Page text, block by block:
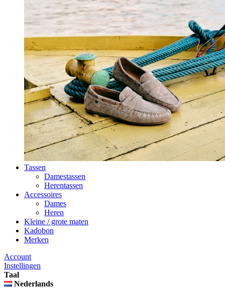
Tassen
Damestassen
Herentassen
Accessoires
Dames
Heren
Kleine / grote maten
Kadobon
Merken
Account
Instellingen
Taal
Nederlands